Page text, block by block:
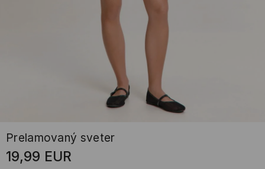
Prelamovaný sveter
19,99 EUR